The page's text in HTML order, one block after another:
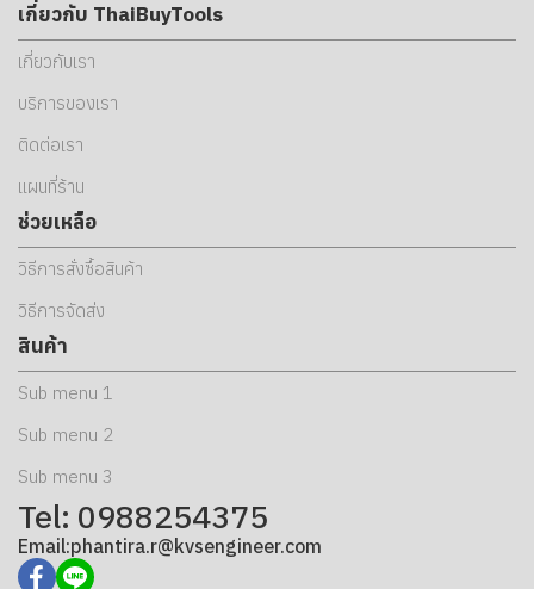
เกี่ยวกับ ThaiBuyTools
เกี่ยวกับเรา
บริการของเรา
ติดต่อเรา
แผนที่ร้าน
ช่วยเหลือ
วิธีการสั่งซื้อสินค้า
วิธีการจัดส่ง
สินค้า
Sub menu 1
Sub menu 2
Sub menu 3
Tel: 0988254375
Email:phantira.r@kvsengineer.com